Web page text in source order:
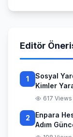
Editör
1
Sosyal
Kimler
ve617 Views
2
Enpara
Adım